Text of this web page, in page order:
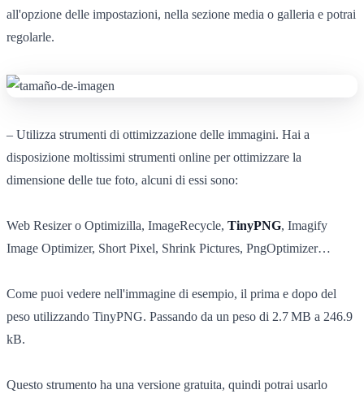
all'opzione delle impostazioni, nella sezione media o galleria e potrai
regolarle.
– Utilizza strumenti di ottimizzazione delle immagini. Hai a
disposizione moltissimi strumenti online per ottimizzare la
dimensione delle tue foto, alcuni di essi sono:
Web Resizer o Optimizilla, ImageRecycle, TinyPNG, Imagify
Image Optimizer, Short Pixel, Shrink Pictures, PngOptimizer…
Come puoi vedere nell'immagine di esempio, il prima e dopo del
peso utilizzando TinyPNG. Passando da un peso di 2.7 MB a 246.9
kB.
Questo strumento ha una versione gratuita, quindi potrai usarlo